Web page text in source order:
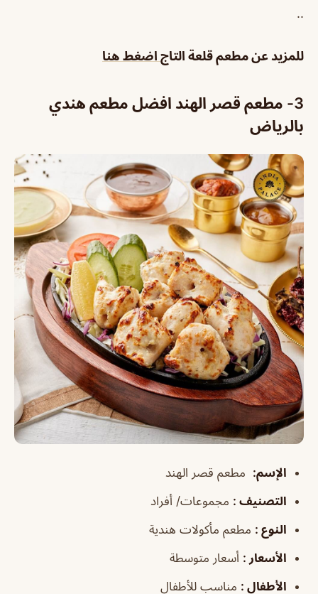
..
للمزيد عنمطعم قلعة التاج اضغط هنا
3- مطعم قصر الهند افضل مطعم هندي
بالرياض
الإسم: مطعم قصر الهند
التصنيف : مجموعات/ أفراد
النوع : مطعم مأكولات هندية
الأسعار : أسعار متوسطة
الأطفال : مناسب للأطفال